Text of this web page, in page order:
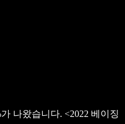
나왔습니다. <2022 베이징